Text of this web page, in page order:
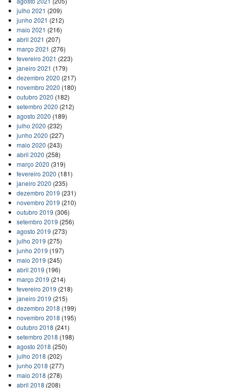
julho 2021 (209)
junho 2021 (212)
maio 2021 (216)
abril 2021 (207)
março 2021 (276)
fevereiro 2021 (223)
janeiro 2021 (179)
dezembro 2020 (217)
novembro 2020 (180)
outubro 2020 (182)
setembro 2020 (212)
agosto 2020 (189)
julho 2020 (232)
junho 2020 (227)
maio 2020 (243)
abril 2020 (258)
março 2020 (319)
fevereiro 2020 (181)
janeiro 2020 (235)
dezembro 2019 (231)
novembro 2019 (210)
outubro 2019 (306)
setembro 2019 (256)
agosto 2019 (273)
julho 2019 (275)
junho 2019 (197)
maio 2019 (245)
abril 2019 (196)
março 2019 (214)
fevereiro 2019 (218)
janeiro 2019 (215)
dezembro 2018 (199)
novembro 2018 (195)
outubro 2018 (241)
setembro 2018 (198)
agosto 2018 (250)
julho 2018 (202)
junho 2018 (277)
maio 2018 (278)
abril 2018 (208)